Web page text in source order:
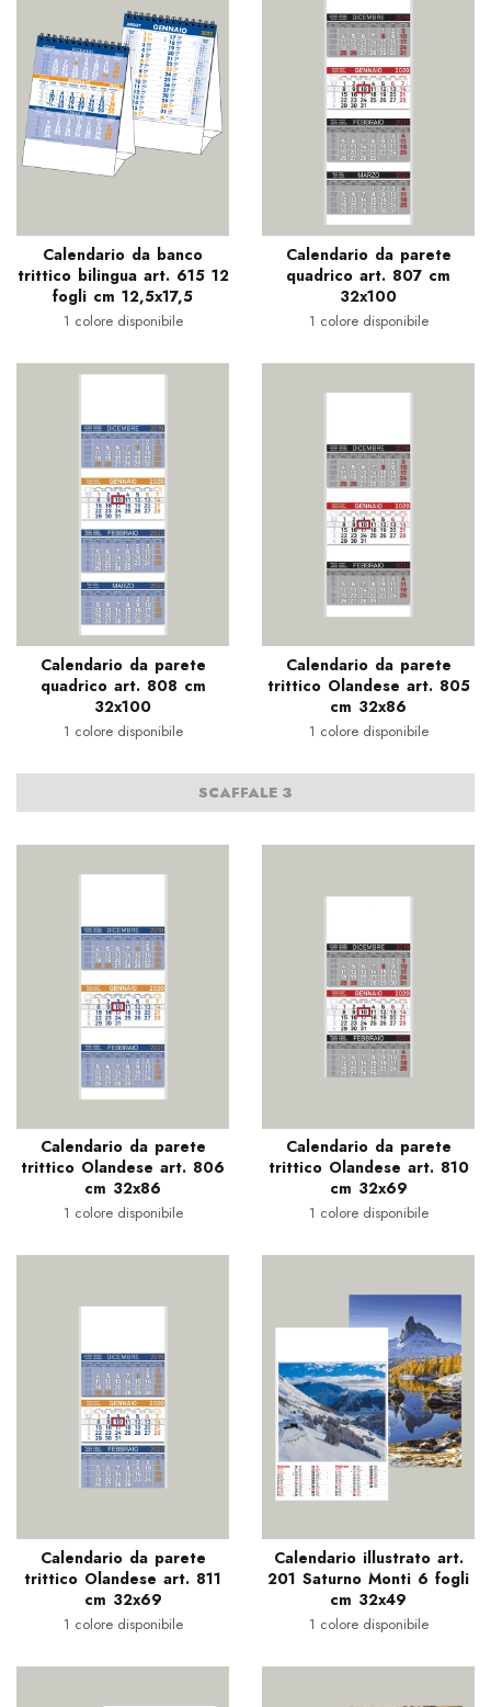
Calendario da banco
trittico bilingua art. 615 12
fogli cm 12,5x17,5
1 colore disponibile
Calendario da parete
quadrico art. 807 cm
32x100
1 colore disponibile
Calendario da parete
quadrico art. 808 cm
32x100
1 colore disponibile
Calendario da parete
trittico Olandese art. 805
cm 32x86
1 colore disponibile
SCAFFALE 3
Calendario da parete
trittico Olandese art. 806
cm 32x86
1 colore disponibile
Calendario da parete
trittico Olandese art. 810
cm 32x69
1 colore disponibile
Calendario da parete
trittico Olandese art. 811
cm 32x69
1 colore disponibile
Calendario illustrato art.
201 Saturno Monti 6 fogli
cm 32x49
1 colore disponibile